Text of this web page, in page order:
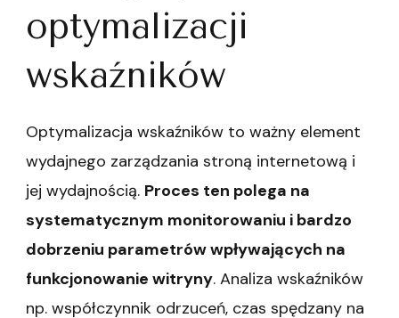
optymalizacji
wskaźników
Optymalizacja wskaźników to ważny element
wydajnego zarządzania stroną internetową i
jej wydajnością. Proces ten polega na
systematycznym monitorowaniu i bardzo
dobrzeniu parametrów wpływających na
funkcjonowanie witryny. Analiza wskaźników
np. współczynnik odrzuceń, czas spędzany na